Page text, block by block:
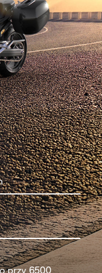
przy 6500